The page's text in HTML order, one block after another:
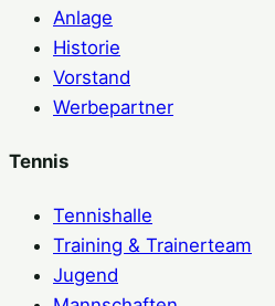
Anlage
Historie
Vorstand
Werbepartner
Tennis
Tennishalle
Training & Trainerteam
Jugend